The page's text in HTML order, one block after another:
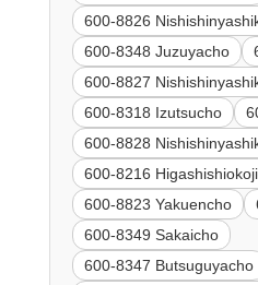
600-8826
600-8348 Juzuyacho
600-8827
600-8318 Izutsucho
600-8828
600-8216
600-8823 Yakuencho
600-8349 Sakaicho
600-8347 Butsuguyacho